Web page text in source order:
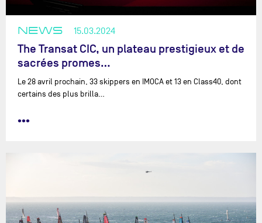
NEWS 15.03.2024
The Transat CIC, un plateau prestigieux et de
sacrées promes…
Le 28 avril prochain, 33 skippers en IMOCA et 13 en Class40, dont
certains des plus brilla…
•••